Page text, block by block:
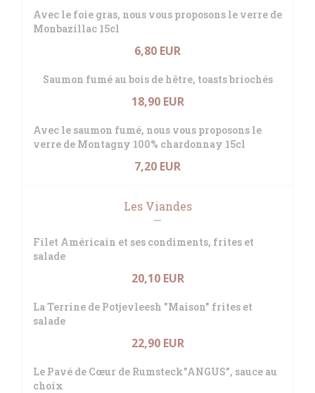
Avec le foie gras, nous vous proposons le verre de
Monbazillac 15cl
6,80 EUR
Saumon fumé au bois de hêtre, toasts briochés
18,90 EUR
Avec le saumon fumé, nous vous proposons le
verre de Montagny 100% chardonnay 15cl
7,20 EUR
Les Viandes
Filet Américain et ses condiments, frites et
salade
20,10 EUR
La Terrine de Potjevleesh "Maison" frites et
salade
22,90 EUR
Le Pavé de Cœur de Rumsteck"ANGUS", sauce au
choix